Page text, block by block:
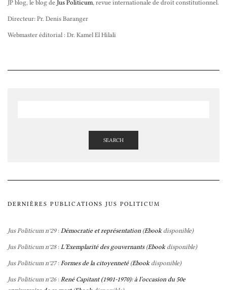
JP blog, le blog de Jus Politicum, revue internationale de droit constitutionnel.
Directeur: Pr. Denis Baranger
Webmaster éditorial : Dr. Kamel El Hilali
SEARCH
DERNIÈRES PUBLICATIONS JUS POLITICUM
Jus Politicum n°29: Démocratie et représentation (Ebookdisponible)
Jus Politicum n°28: L’Exemplarité des gouvernants(Ebookdisponible)
Jus Politicum n°27: Formes de la citoyenneté(Ebookdisponible)
Jus Politicum n°26: René Capitant (1901-1970): à l’occasion du 50e